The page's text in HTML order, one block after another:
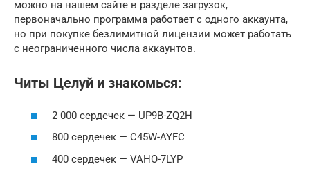
можно на нашем сайте в разделе загрузок,
первоначально программа работает с одного аккаунта,
но при покупке безлимитной лицензии может работать
с неограниченного числа аккаунтов.
Читы Целуй и знакомься:
2 000 сердечек — UP9B-ZQ2H
800 сердечек — C45W-AYFC
400 сердечек — VAHO-7LYP